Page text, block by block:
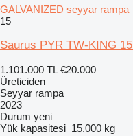
GALVANIZED seyyar rampa
15
Saurus PYR TW-KING
1.101.000 TL €20.000
Üreticiden
Seyyar rampa
2023
Durum yeni
Yük kapasitesi 15.000 kg